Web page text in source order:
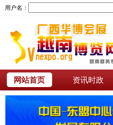
用户名：
网站首页 资讯时政